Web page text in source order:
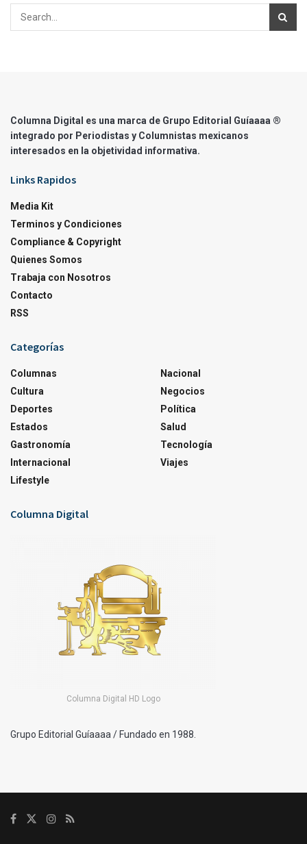
Columna Digital es una marca de Grupo Editorial Guíaaaa ®
integrado por Periodistas y Columnistas mexicanos
interesados en la objetividad informativa.
Links Rapidos
Media Kit
Terminos y Condiciones
Compliance & Copyright
Quienes Somos
Trabaja con Nosotros
Contacto
RSS
Categorías
Columnas
Cultura
Deportes
Estados
Gastronomía
Internacional
Lifestyle
Nacional
Negocios
Política
Salud
Tecnología
Viajes
Columna Digital
Columna Digital HD Logo
Grupo Editorial Guíaaaa / Fundado en 1988.